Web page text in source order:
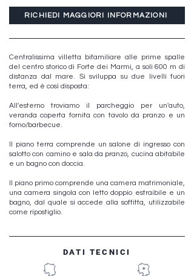
RICHIEDI MAGGIORI INFORMAZIONI
Centralissima villetta bifamiliare alle prime spalle
del centro storico di Forte dei Marmi, a soli 600 m di
distanza dal mare. Si sviluppa su due livelli fuori
terra, ed è così disposta:
All'esterno troviamo il parcheggio per un'auto,
veranda coperta fornita con tavolo da pranzo e un
forno/barbecue.
Il piano terra comprende un salone di ingresso con
salotto con camino e sala da pranzo, cucina abitabile
e un bagno con doccia.
Il piano primo comprende una camera matrimoniale,
una camera singola con letto doppio estraibile e un
bagno, dal quale si accede alla soffitta, utilizzabile
come ripostiglio.
DATI TECNICI